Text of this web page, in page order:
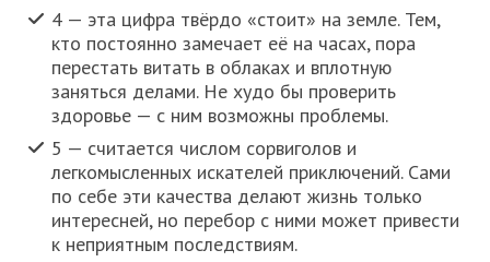
4 — эта цифра твёрдо «стоит» на земле. Тем,
кто постоянно замечает её на часах, пора
перестать витать в облаках и вплотную
заняться делами. Не худо бы проверить
здоровье — с ним возможны проблемы.
5 — считается числом сорвиголов и
легкомысленных искателей приключений. Сами
по себе эти качества делают жизнь только
интересней, но перебор с ними может привести
к неприятным последствиям.